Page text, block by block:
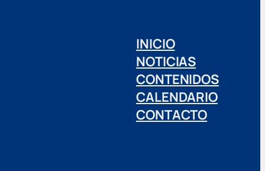
INICIO
NOTICIAS
CONTENIDOS
CALENDARIO
CONTACTO